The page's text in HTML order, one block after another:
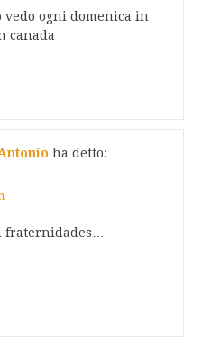
vedo ogni domenica in
canada
ha detto:
fraternidades…